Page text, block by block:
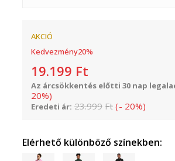
AKCIÓ
Kedvezmény20%
19.199 Ft
Az árcsökkentés előtti 30 nap
20%)
Eredeti ár: 23.999 Ft (- 20%)
Elérhető különböző színekben: